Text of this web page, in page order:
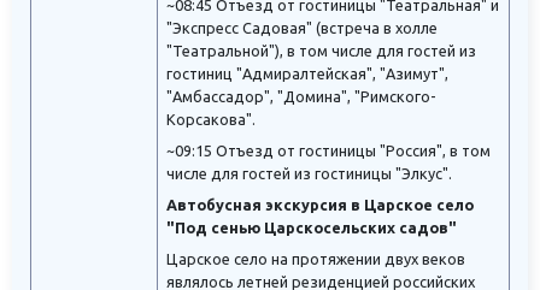
~08:45 Отъезд от гостиницы "Театральная" и
"Экспресс Садовая" (встреча в холле
"Театральной"), в том числе для гостей из
гостиниц "Адмиралтейская", "Азимут",
"Амбассадор", "Домина", "Римского-
Корсакова".
~09:15 Отъезд от гостиницы "Россия", в том
числе для гостей из гостиницы "Элкус".
Автобусная экскурсия в Царское село
"Под сенью Царскосельских садов"
Царское село на протяжении двух веков
являлось летней резиденцией российских